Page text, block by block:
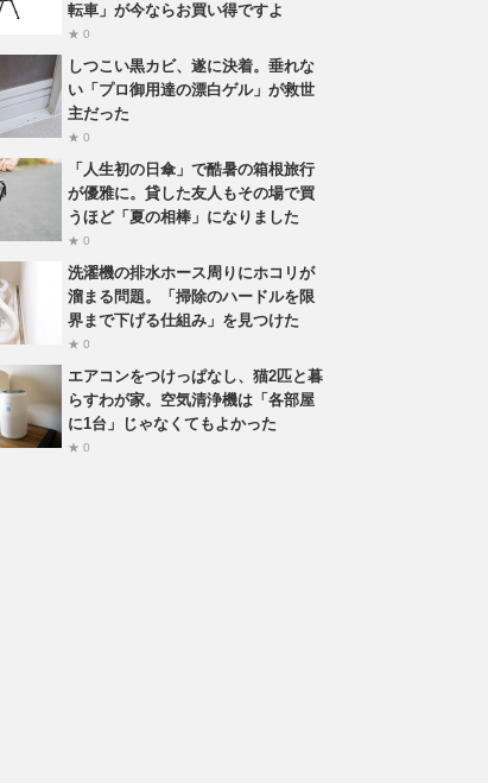
転車」が今ならお買い得ですよ
★ 0
しつこい黒カビ、遂に決着。垂れな
い「プロ御用達の漂白ゲル」が救世
主だった
★ 0
「人生初の日傘」で酷暑の箱根旅行
が優雅に。貸した友人もその場で買
うほど「夏の相棒」になりました
★ 0
洗濯機の排水ホース周りにホコリが
溜まる問題。「掃除のハードルを限
界まで下げる仕組み」を見つけた
★ 0
エアコンをつけっぱなし、猫2匹と暮
らすわが家。空気清浄機は「各部屋
に1台」じゃなくてもよかった
★ 0